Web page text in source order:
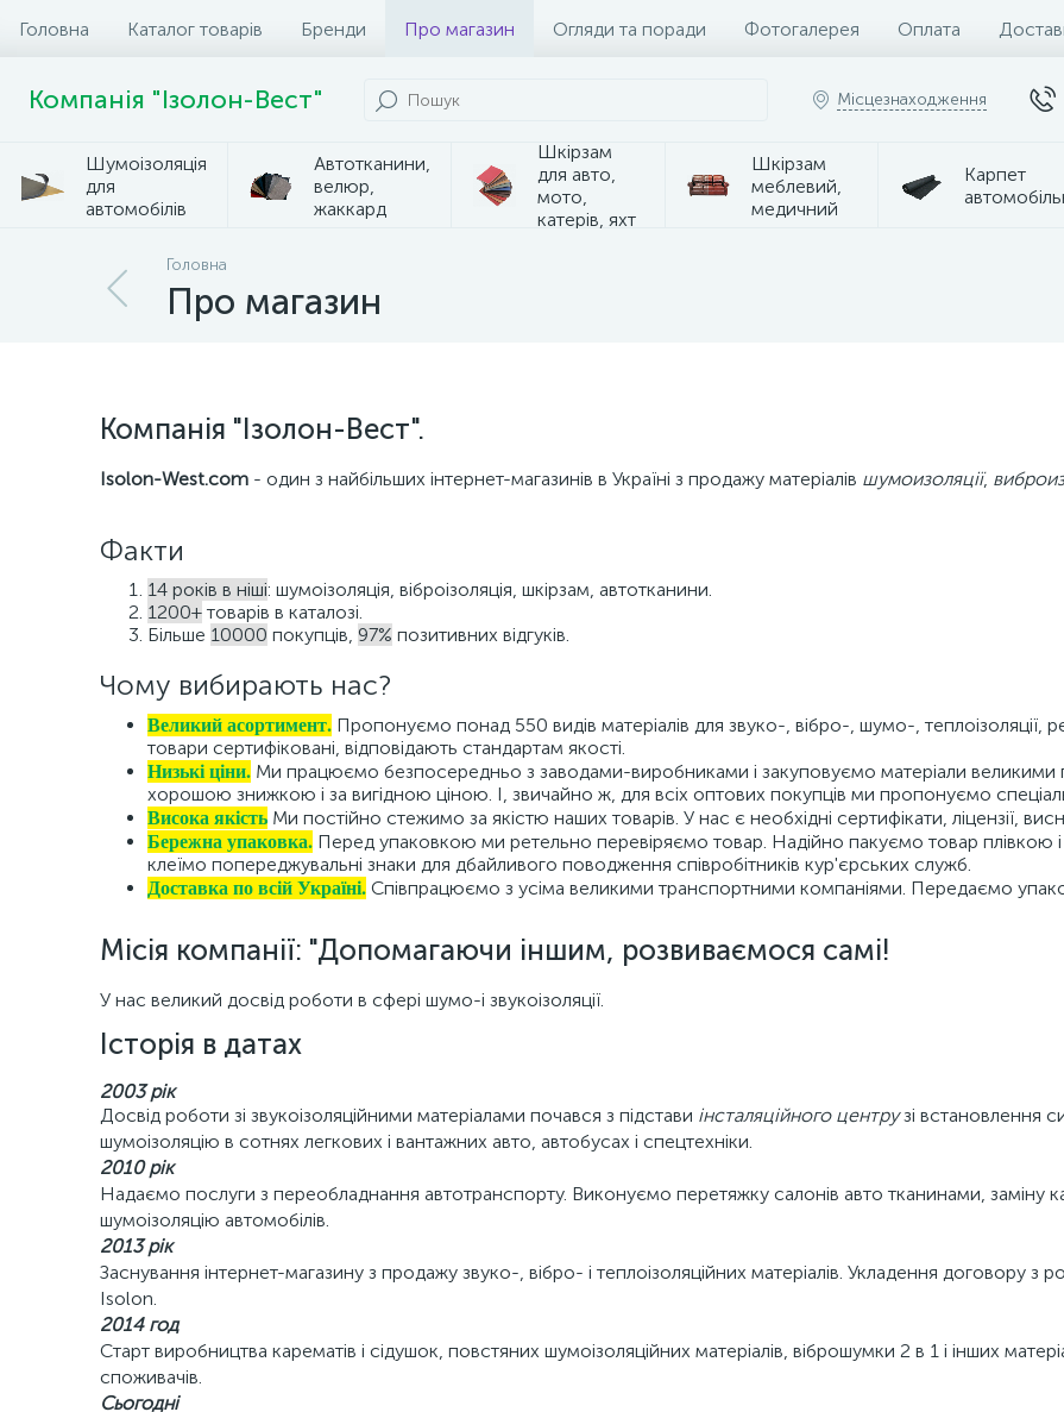
Головна Каталог товарів Бренди Про магазин Огляди та поради Фотогалерея Оплата
Компанія "Ізолон-Вест" Місцезнаходження
Шумоізоляція
для
автомобілів
Автотканини,
велюр,
жаккард
Шкірзам
для авто,
мото,
катерів, яхт
Шкірзам
меблевий,
медичний
Карпет
Головна
Про магазин
Компанія "Ізолон-Вест".
Isolon-West.com - один з найбільших інтернет-магазинів в Україні з продажу матеріалів шумоизоляції,
Факти
14 років в ніші: шумоізоляція, віброізоляція, шкірзам, автотканини.
1200+ товарів в каталозі.
Більше 10000 покупців, 97% позитивних відгуків.
Чому вибирають нас?
Великий асортимент. Пропонуємо понад 550 видів матеріалів для звуко-, вібро-, шумо-,
товари сертифіковані, відповідають стандартам якості.
Низькі ціни. Ми працюємо безпосередньо з заводами-виробниками і закуповуємо матеріали великими
хорошою знижкою і за вигідною ціною. І, звичайно ж, для всіх оптових покупців ми пропонуємо
Висока якість Ми постійно стежимо за якістю наших товарів. У нас є необхідні сертифікати, ліцензії,
Бережна упаковка. Перед упаковкою ми ретельно перевіряємо товар. Надійно пакуємо товар плівкою
клеїмо попереджувальні знаки для дбайливого поводження співробітників кур'єрських служб.
Доставка по всій Україні. Співпрацюємо з усіма великими транспортними компаніями. Передаємо
Місія компанії: "Допомагаючи іншим, розвиваємося самі!
У нас великий досвід роботи в сфері шумо-і звукоізоляції.
Історія в датах
2003 рік
Досвід роботи зі звукоізоляційними матеріалами почався з підстави інсталяційного центрузі встановлення
шумоізоляцію в сотнях легкових і вантажних авто, автобусах і спецтехніки.
2010 рік
Надаємо послуги з переобладнання автотранспорту. Виконуємо перетяжку салонів авто тканинами, заміну
шумоізоляцію автомобілів.
2013 рік
Заснування інтернет-магазину з продажу звуко-, вібро- і теплоізоляційних матеріалів. Укладення договору
Isolon.
2014 год
Старт виробництва карематів і сідушок, повстяних шумоізоляційних матеріалів, віброшумки 2 в 1 і інших
споживачів.
Сьогодні